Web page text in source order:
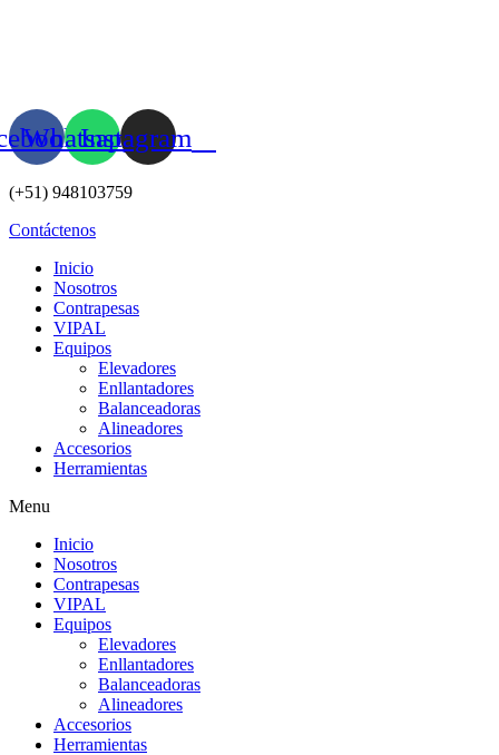
WhatsappInstagram
(+51) 948103759
Contáctenos
Inicio
Nosotros
Contrapesas
VIPAL
Equipos
Elevadores
Enllantadores
Balanceadoras
Alineadores
Accesorios
Herramientas
Menu
Inicio
Nosotros
Contrapesas
VIPAL
Equipos
Elevadores
Enllantadores
Balanceadoras
Alineadores
Accesorios
Herramientas